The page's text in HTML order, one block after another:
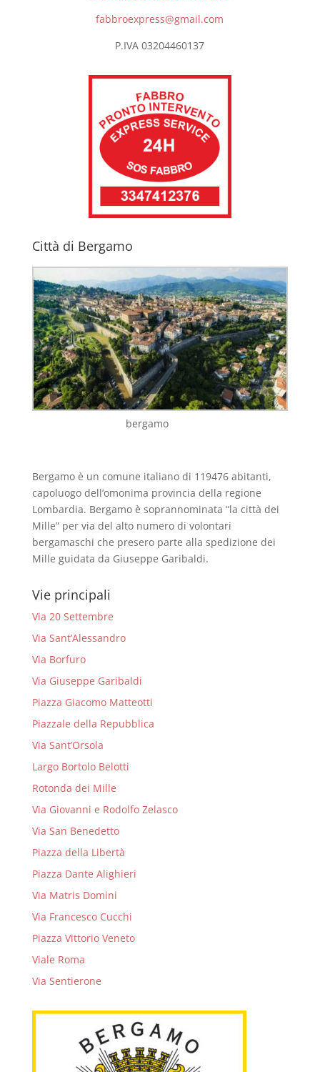
fabbroexpress@gmail.com
P.IVA 03204460137
Città di Bergamo
bergamo
Bergamo è un comune italiano di 119476 abitanti,
capoluogo dell’omonima provincia della regione
Lombardia. Bergamo è soprannominata “la città dei
Mille” per via del alto numero di volontari
bergamaschi che presero parte alla spedizione dei
Mille guidata da Giuseppe Garibaldi.
Vie principali
Via 20 Settembre
Via Sant’Alessandro
Via Borfuro
Via Giuseppe Garibaldi
Piazza Giacomo Matteotti
Piazzale della Repubblica
Via Sant’Orsola
Largo Bortolo Belotti
Rotonda dei Mille
Via Giovanni e Rodolfo Zelasco
Via San Benedetto
Piazza della Libertà
Piazza Dante Alighieri
Via Matris Domini
Via Francesco Cucchi
Piazza Vittorio Veneto
Viale Roma
Via Sentierone